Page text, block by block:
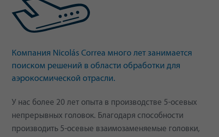
Компания Nicolás Correa много лет занимается
поиском решений в области обработки для
аэрокосмической отрасли.
У нас более 20 лет опыта в производстве 5-осевых
непрерывных головок. Благодаря способности
производить 5-осевые взаимозаменяемые головки,